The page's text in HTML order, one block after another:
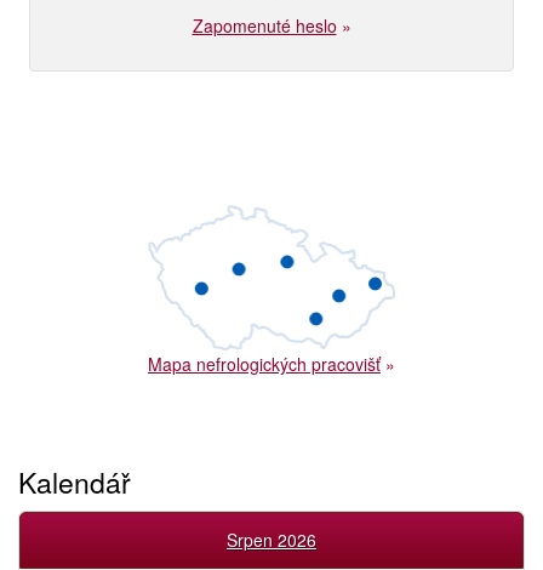
Zapomenuté heslo »
Mapa nefrologických pracovišť»
Kalendář
Srpen 2026